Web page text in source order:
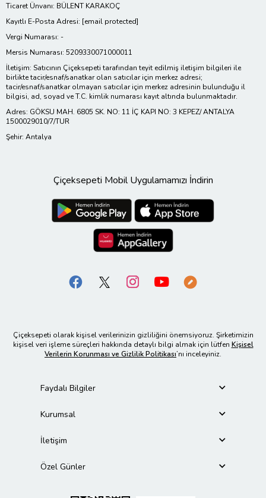
Ticaret Ünvanı: BÜLENT KARAKOÇ
Kayıtlı E-Posta Adresi: [email protected]
Vergi Numarası: -
Mersis Numarası: 5209330071000011
İletişim: Satıcının Çiçeksepeti tarafından teyit edilmiş iletişim bilgileri ile
birlikte tacir/esnaf/sanatkar olan satıcılar için merkez adresi;
tacir/esnaf/sanatkar olmayan satıcılar için merkez adresinin bulunduğu il
bilgisi, ad, soyad ve T.C. kimlik numarası kayıt altında bulunmaktadır.
Adres: GÖKSU MAH. 6805 SK. NO: 11 İÇ KAPI NO: 3 KEPEZ/ ANTALYA
1500029010/7/TUR
Şehir: Antalya
Çiçeksepeti Mobil Uygulamamızı İndirin
Çiçeksepeti olarak kişisel verilerinizin gizliliğini önemsiyoruz. Şirketimizin
kişisel veri işleme süreçleri hakkında detaylı bilgi almak için lütfen Kişisel
Verilerin Korunması ve Gizlilik Politikası’nı inceleyiniz.
Faydalı Bilgiler
Kurumsal
İletişim
Özel Günler